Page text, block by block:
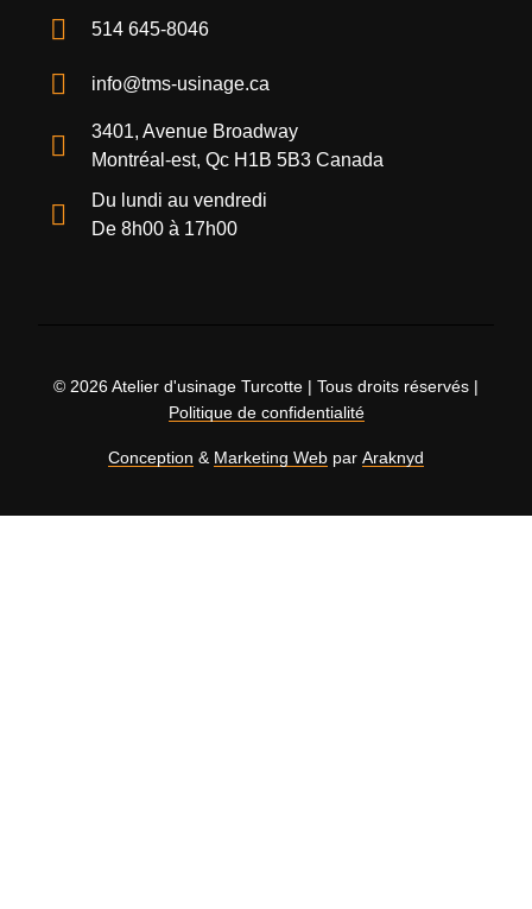
514 645-8046
info@tms-usinage.ca
3401, Avenue Broadway
Montréal-est, Qc H1B 5B3 Canada
Du lundi au vendredi
De 8h00 à 17h00
© 2026 Atelier d'usinage Turcotte | Tous droits réservés |
Politique de confidentialité
Conception & Marketing Web par Araknyd